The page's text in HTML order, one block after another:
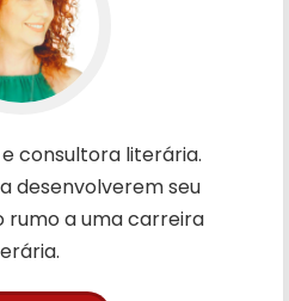
consultora literária.
desenvolverem seu
rumo a uma carreira